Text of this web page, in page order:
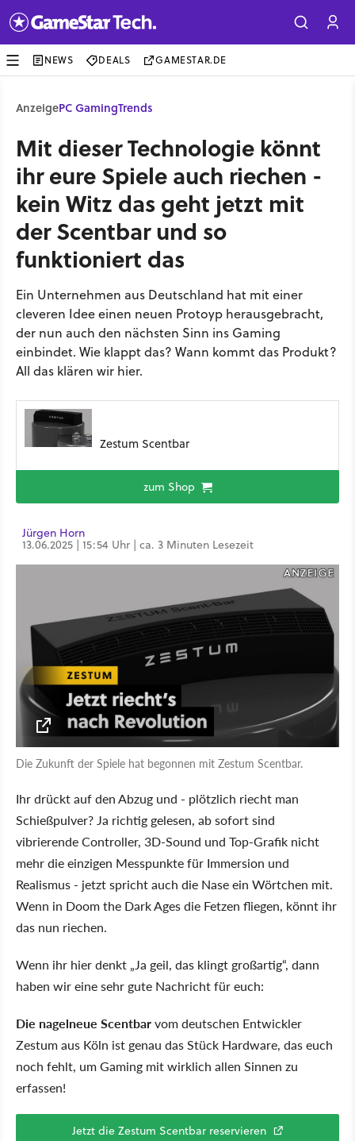
NEWS DEALS GAMESTAR.DE
AnzeigePC GamingTrends
Mit dieser Technologie könnt
ihr eure Spiele auch riechen -
kein Witz das geht jetzt mit
der Scentbar und so
funktioniert das
Ein Unternehmen aus Deutschland hat mit einer
cleveren Idee einen neuen Protoyp herausgebracht,
der nun auch den nächsten Sinn ins Gaming
einbindet. Wie klappt das? Wann kommt das Produkt?
All das klären wir hier.
Zestum Scentbar
zum Shop
Jürgen Horn
13.06.2025 | 15:54 Uhr | ca. 3 Minuten Lesezeit
Die Zukunft der Spiele hat begonnen mit Zestum Scentbar.
Ihr drückt auf den Abzug und - plötzlich riecht man
Schießpulver? Ja richtig gelesen, ab sofort sind
vibrierende Controller, 3D-Sound und Top-Grafik nicht
mehr die einzigen Messpunkte für Immersion und
Realismus - jetzt spricht auch die Nase ein Wörtchen mit.
Wenn in Doom the Dark Ages die Fetzen fliegen, könnt ihr
das nun riechen.
Wenn ihr hier denkt „Ja geil, das klingt großartig“, dann
haben wir eine sehr gute Nachricht für euch:
Die nagelneue Scentbarvom deutschen Entwickler
Zestum aus Köln ist genau das Stück Hardware, das euch
noch fehlt, um Gaming mit wirklich allen Sinnen zu
erfassen!
Jetzt die Zestum Scentbar reservieren